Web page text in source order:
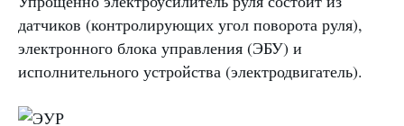
датчиков (контролирующих угол поворота руля),
электронного блока управления (ЭБУ) и
исполнительного устройства (электродвигатель).